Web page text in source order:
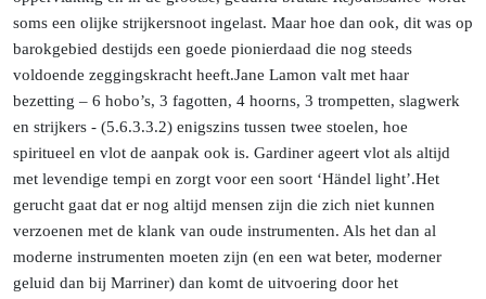
soms een olijke strijkersnoot ingelast. Maar hoe dan ook, dit was op
barokgebied destijds een goede pionierdaad die nog steeds
voldoende zeggingskracht heeft.Jane Lamon valt met haar
bezetting – 6 hobo’s, 3 fagotten, 4 hoorns, 3 trompetten, slagwerk
en strijkers - (5.6.3.3.2) enigszins tussen twee stoelen, hoe
spiritueel en vlot de aanpak ook is. Gardiner ageert vlot als altijd
met levendige tempi en zorgt voor een soort ‘Händel light’.Het
gerucht gaat dat er nog altijd mensen zijn die zich niet kunnen
verzoenen met de klank van oude instrumenten. Als het dan al
moderne instrumenten moeten zijn (en een wat beter, moderner
geluid dan bij Marriner) dan komt de uitvoering door het